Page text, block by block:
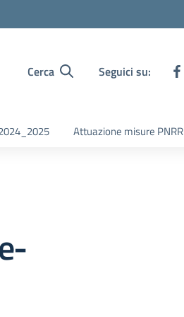
Cerca Seguici su:
Attuazione misure PNRR